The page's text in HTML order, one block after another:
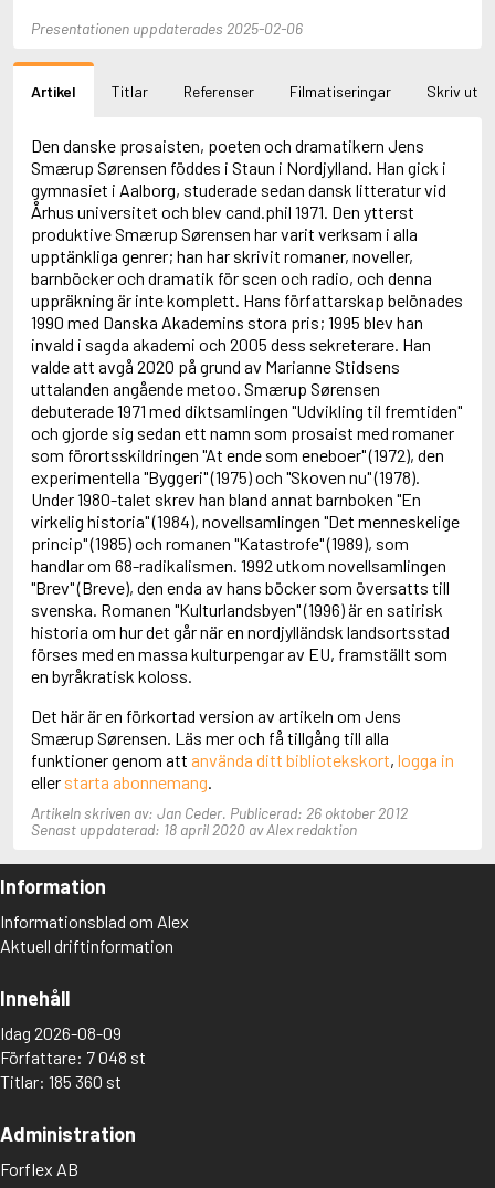
Adiga, Aravind
Adnan, Etel
Adolfsson, Evert
Adolfsson, Gunnar
Adolfsson, Josefine
Adolfsson, Maria
Adolphsen, Peter
Presentationen uppdaterades 2025-02-06
Artikel Titlar Referenser Filmatiseringar Skriv ut
Den danske prosaisten, poeten och dramatikern Jens
Smærup Sørensen föddes i Staun i Nordjylland. Han gick i
gymnasiet i Aalborg, studerade sedan dansk litteratur vid
Århus universitet och blev cand.phil 1971. Den ytterst
produktive Smærup Sørensen har varit verksam i alla
upptänkliga genrer; han har skrivit romaner, noveller,
barnböcker och dramatik för scen och radio, och denna
uppräkning är inte komplett. Hans författarskap belönades
1990 med Danska Akademins stora pris; 1995 blev han
invald i sagda akademi och 2005 dess sekreterare. Han
valde att avgå 2020 på grund av Marianne Stidsens
uttalanden angående metoo. Smærup Sørensen
debuterade 1971 med diktsamlingen "Udvikling til fremtiden"
och gjorde sig sedan ett namn som prosaist med romaner
som förortsskildringen "At ende som eneboer" (1972), den
experimentella "Byggeri" (1975) och "Skoven nu" (1978).
Under 1980-talet skrev han bland annat barnboken "En
virkelig historia" (1984), novellsamlingen "Det menneskelige
princip" (1985) och romanen "Katastrofe" (1989), som
handlar om 68-radikalismen. 1992 utkom novellsamlingen
"Brev" (Breve), den enda av hans böcker som översatts till
svenska. Romanen "Kulturlandsbyen" (1996) är en satirisk
historia om hur det går när en nordjylländsk landsortsstad
förses med en massa kulturpengar av EU, framställt som
en byråkratisk koloss.
Det här är en förkortad version av artikeln om Jens
Smærup Sørensen. Läs mer och få tillgång till alla
funktioner genom att använda ditt bibliotekskort, logga in
eller starta abonnemang
Artikeln skriven av: Jan Ceder. Publicerad: 26 oktober 2012
Senast uppdaterad: 18 april 2020 av Alex redaktion
Information
Informationsblad om Alex
Aktuell driftinformation
Innehåll
Idag 2026-08-09
Författare: 7 048 st
Titlar: 185 360 st
Administration
Forflex AB